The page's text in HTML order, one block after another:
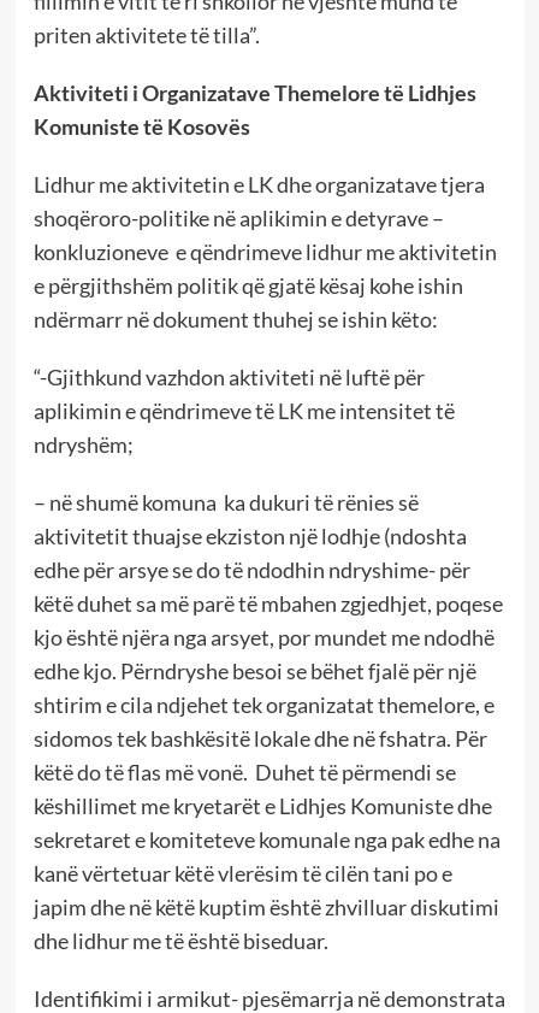
priten aktivitete të tilla”.
Aktiviteti i Organizatave Themelore të Lidhjes
Komuniste të Kosovës
Lidhur me aktivitetin e LK dhe organizatave tjera
shoqëroro-politike në aplikimin e detyrave –
konkluzioneve e qëndrimeve lidhur me aktivitetin
e përgjithshëm politik që gjatë kësaj kohe ishin
ndërmarr në dokument thuhej se ishin këto:
“-Gjithkund vazhdon aktiviteti në luftë për
aplikimin e qëndrimeve të LK me intensitet të
ndryshëm;
– në shumë komuna ka dukuri të rënies së
aktivitetit thuajse ekziston një lodhje (ndoshta
edhe për arsye se do të ndodhin ndryshime- për
këtë duhet sa më parë të mbahen zgjedhjet, poqese
kjo është njëra nga arsyet, por mundet me ndodhë
edhe kjo. Përndryshe besoi se bëhet fjalë për një
shtirim e cila ndjehet tek organizatat themelore, e
sidomos tek bashkësitë lokale dhe në fshatra. Për
këtë do të flas më vonë. Duhet të përmendi se
këshillimet me kryetarët e Lidhjes Komuniste dhe
sekretaret e komiteteve komunale nga pak edhe na
kanë vërtetuar këtë vlerësim të cilën tani po e
japim dhe në këtë kuptim është zhvilluar diskutimi
dhe lidhur me të është biseduar.
Identifikimi i armikut- pjesëmarrja në demonstrata